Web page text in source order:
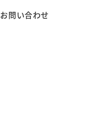
お問い合わせ